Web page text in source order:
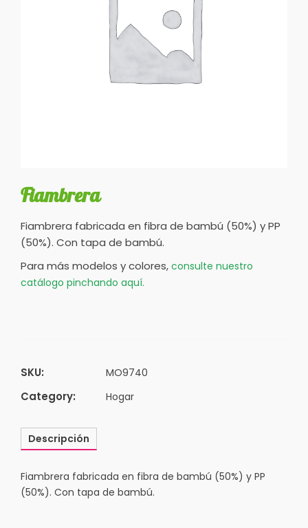
Fiambrera
Fiambrera fabricada en fibra de bambú (50%) y PP
(50%). Con tapa de bambú.
Para más modelos y colores, consulte nuestro
catálogo pinchando aquí.
SKU: MO9740
Category: Hogar
Descripción
Fiambrera fabricada en fibra de bambú (50%) y PP
(50%). Con tapa de bambú.